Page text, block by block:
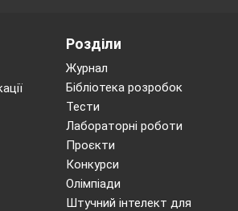
з користю проводять свій
готує студентів до самопізнання,
самовираження.
роботи є:
пізнавальних інтересів і творчих
практичних умінь і навичок.
гурткової роботи відносять:
Розділи
Журнал
Бібліотека розробок
Тести
Лабораторні роботи
Проєкти
Конкурси
Олімпіади
Штучний інтелект для